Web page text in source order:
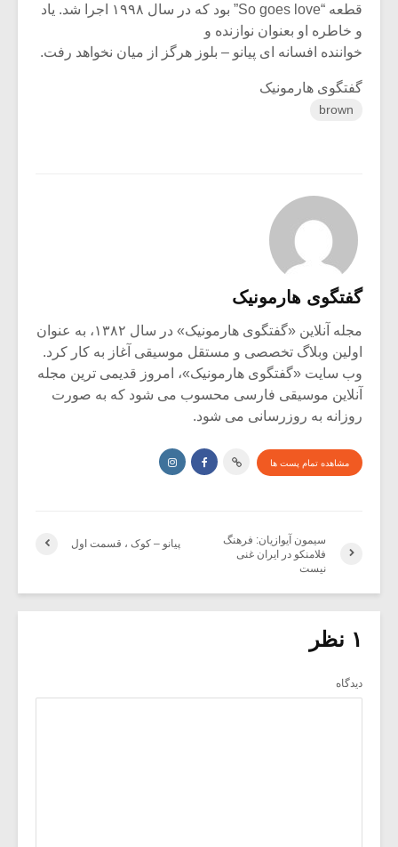
قطعه “So goes love” بود که در سال ۱۹۹۸ اجرا شد. یاد
و خاطره او بعنوان نوازنده و
خواننده افسانه ای پیانو – بلوز هرگز از میان نخواهد رفت.
گفتگوی هارمونیک
brown
گفتگوی هارمونیک
مجله آنلاین «گفتگوی هارمونیک» در سال ۱۳۸۲، به عنوان
اولین وبلاگ تخصصی و مستقل موسیقی آغاز به کار کرد.
وب سایت «گفتگوی هارمونیک»، امروز قدیمی ترین مجله
آنلاین موسیقی فارسی محسوب می شود که به صورت
روزانه به روزرسانی می شود.
مشاهده تمام پست ها
پیانو – کوک ، قسمت اول
سیمون آیوازیان: فرهنگ
فلامنکو در ایران غنی
نیست
۱ نظر
دیدگاه